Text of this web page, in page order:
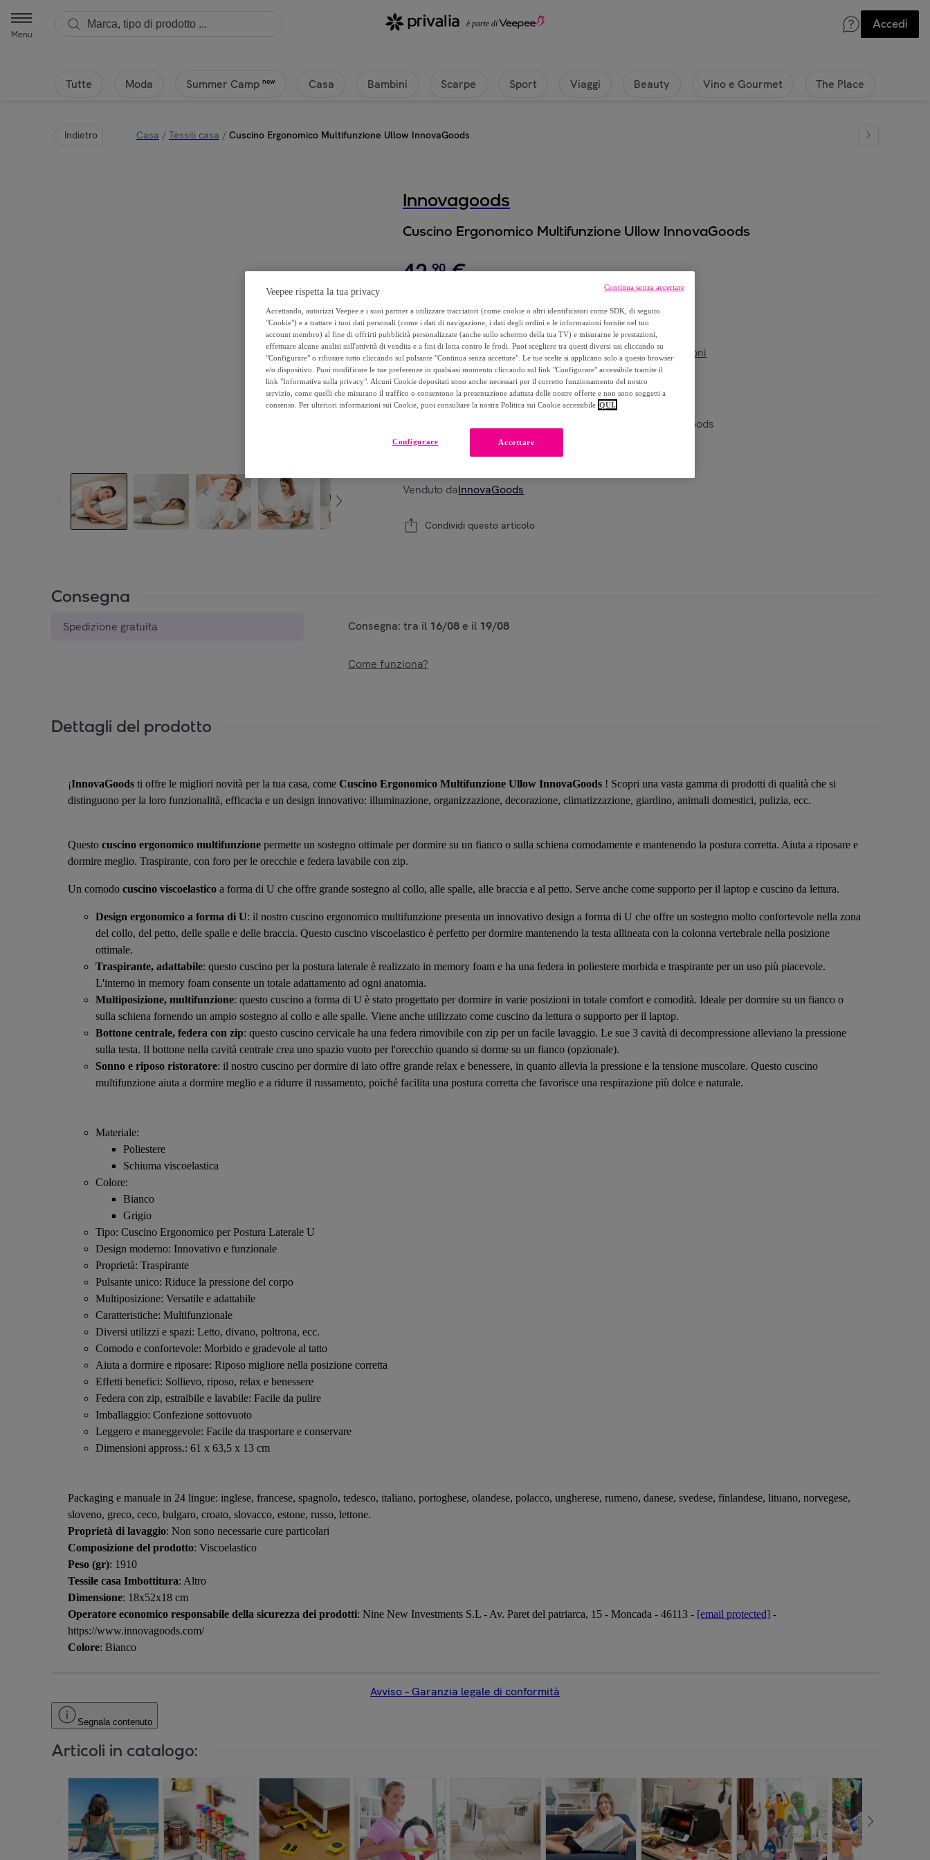
Menu
Accedi
Tutte Moda Summer Camp new Casa Bambini Scarpe Sport Viaggi Beauty Vino e Gourmet The Place
Indietro Casa / Tessili casa / Cuscino Ergonomico Multifunzione Ullow InnovaGoods
Innovagoods
Cuscino Ergonomico Multifunzione Ullow InnovaGoods
42,90 €
- 59%
Recupero del tuo vecchio prodotto possibile,vedi le condizioni
Cuscino Ergonomico Multifunzione Ullow InnovaGoods
Aggiungi al carrello
Venduto daInnovaGoods
Condividi questo articolo
Consegna
Spedizione gratuita Consegna: tra il 16/08 e il 19/08
Come funziona?
Dettagli del prodotto
¡InnovaGoods ti offre le migliori novità per la tua casa, come Cuscino Ergonomico Multifunzione Ullow InnovaGoods ! Scopri una vasta gamma di prodotti di qualità che si
distinguono per la loro funzionalità, efficacia e un design innovativo: illuminazione, organizzazione, decorazione, climatizzazione, giardino, animali domestici, pulizia, ecc.
Questo cuscino ergonomico multifunzione permette un sostegno ottimale per dormire su un fianco o sulla schiena comodamente e mantenendo la postura corretta. Aiuta a riposare e
dormire meglio. Traspirante, con foro per le orecchie e federa lavabile con zip.
Un comodo cuscino viscoelastico a forma di U che offre grande sostegno al collo, alle spalle, alle braccia e al petto. Serve anche come supporto per il laptop e cuscino da lettura.
Design ergonomico a forma di U: il nostro cuscino ergonomico multifunzione presenta un innovativo design a forma di U che offre un sostegno molto confortevole nella zona
del collo, del petto, delle spalle e delle braccia. Questo cuscino viscoelastico è perfetto per dormire mantenendo la testa allineata con la colonna vertebrale nella posizione
ottimale.
Traspirante, adattabile: questo cuscino per la postura laterale è realizzato in memory foam e ha una federa in poliestere morbida e traspirante per un uso più piacevole.
L'interno in memory foam consente un totale adattamento ad ogni anatomia.
Multiposizione, multifunzione: questo cuscino a forma di U è stato progettato per dormire in varie posizioni in totale comfort e comodità. Ideale per dormire su un fianco o
sulla schiena fornendo un ampio sostegno al collo e alle spalle. Viene anche utilizzato come cuscino da lettura o supporto per il laptop.
Bottone centrale, federa con zip: questo cuscino cervicale ha una federa rimovibile con zip per un facile lavaggio. Le sue 3 cavità di decompressione alleviano la pressione
sulla testa. Il bottone nella cavità centrale crea uno spazio vuoto per l'orecchio quando si dorme su un fianco (opzionale).
Sonno e riposo ristoratore: il nostro cuscino per dormire di lato offre grande relax e benessere, in quanto allevia la pressione e la tensione muscolare. Questo cuscino
multifunzione aiuta a dormire meglio e a ridurre il russamento, poiché facilita una postura corretta che favorisce una respirazione più dolce e naturale.
Materiale:
Poliestere
Schiuma viscoelastica
Colore:
Bianco
Grigio
Tipo: Cuscino Ergonomico per Postura Laterale U
Design moderno: Innovativo e funzionale
Proprietà: Traspirante
Pulsante unico: Riduce la pressione del corpo
Multiposizione: Versatile e adattabile
Caratteristiche: Multifunzionale
Diversi utilizzi e spazi: Letto, divano, poltrona, ecc.
Comodo e confortevole: Morbido e gradevole al tatto
Aiuta a dormire e riposare: Riposo migliore nella posizione corretta
Effetti benefici: Sollievo, riposo, relax e benessere
Federa con zip, estraibile e lavabile: Facile da pulire
Imballaggio: Confezione sottovuoto
Leggero e maneggevole: Facile da trasportare e conservare
Dimensioni appross.: 61 x 63,5 x 13 cm
Packaging e manuale in 24 lingue: inglese, francese, spagnolo, tedesco, italiano, portoghese, olandese, polacco, ungherese, rumeno, danese, svedese, finlandese, lituano, norvegese,
sloveno, greco, ceco, bulgaro, croato, slovacco, estone, russo, lettone.
Proprietà di lavaggio: Non sono necessarie cure particolari
Composizione del prodotto: Viscoelastico
Peso (gr): 1910
Tessile casa Imbottitura: Altro
Dimensione: 18x52x18 cm
Operatore economico responsabile della sicurezza dei prodotti: Nine New Investments S.L - Av. Paret del patriarca, 15 - Moncada - 46113 - [email protected] -
https://www.innovagoods.com/
Colore: Bianco
Avviso – Garanzia legale di conformità
Segnala contenuto
Articoli in catalogo:
Veepee rispetta la tua privacy
Accettando, autorizzi Veepee e i suoi partner a utilizzare tracciatori (come cookie o altri identificatori come SDK, di seguito
"Cookie") e a trattare i tuoi dati personali (come i dati di navigazione, i dati degli ordini e le informazioni fornite nel tuo
account membro) al fine di offrirti pubblicità personalizzate (anche sullo schermo della tua TV) e misurarne le prestazioni,
effettuare alcune analisi sull'attività di vendita e a fini di lotta contro le frodi. Puoi scegliere tra questi diversi usi cliccando su
"Configurare" o rifiutare tutto cliccando sul pulsante "Continua senza accettare". Le tue scelte si applicano solo a questo browser
e/o dispositivo. Puoi modificare le tue preferenze in qualsiasi momento cliccando sul link "Configurare" accessibile tramite il
link "Informativa sulla privacy". Alcuni Cookie depositati sono anche necessari per il corretto funzionamento del nostro
servizio, come quelli che misurano il traffico o consentono la presentazione adattata delle nostre offerte e non sono soggetti a
consenso. Per ulteriori informazioni sui Cookie, puoi consultare la nostra Politica sui Cookie accessibile QUI.
Accettare
Configurare
Continua senza accettare